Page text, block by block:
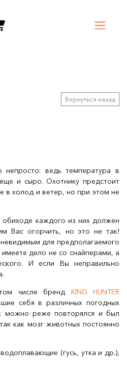
Вернуться назад
ведь температура в
и сыро. Охотнику предстоит
в холод и ветер, но при этом не
обиходе каждого из них должен
Вас огорчить, но это не так!
для предполагаемого
дело не со снайперами, а
И если Вы неправильно
числе бренд KING HUNTER
себя в различных погодных
можно реже повторялся и был
как мозг животных постоянно
(гусь, утка и др.),